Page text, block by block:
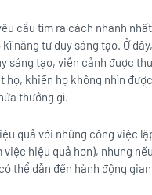
cầu tìm ra cách nhanh
năng tư duy sáng tạo. Ở
tạo, viễn cảnh được
khiến họ không nhìn
thưởng gì.
quả với những công việc
hiệu quả hơn), nhưng
thể dẫn đến hành động